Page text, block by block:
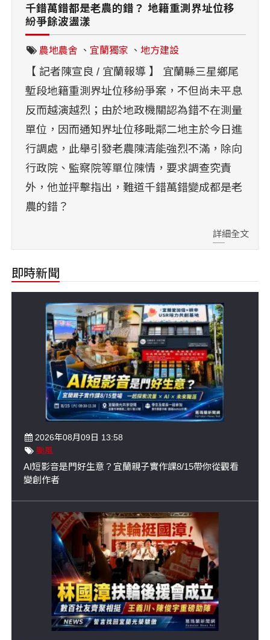
千錯萬錯都是老農的錯？ 地籍重測界址位移
紛爭餘波盪漾
農地農舍 、 宜蘭獨家 、 地方建設
【 記者陳宣良 / 宜蘭報導 】 宜蘭縣三星鄉尾
塹段地籍重測界址位移紛爭案，不但尚未平息
反而越演越烈；由於地政機關認為錯不在測量
單位，因而通知界址位移毗鄰二地主於今日進
行調處，此舉引發老農陳清能強烈不滿，除向
行政院、監察院等單位陳情，要求調查究責
外，他並抨擊指出，難道千錯萬錯變成都是老
農的錯？
詳細全文
即時新聞
2026年08月09日 13:58
颱風
AI短影音是門好生意？宜蘭親子實作課8/15帶你從觀看
變創作者